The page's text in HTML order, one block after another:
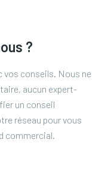
?
vos conseils. Nous ne
aucun expert-
un conseil
réseau pour vous
commercial.